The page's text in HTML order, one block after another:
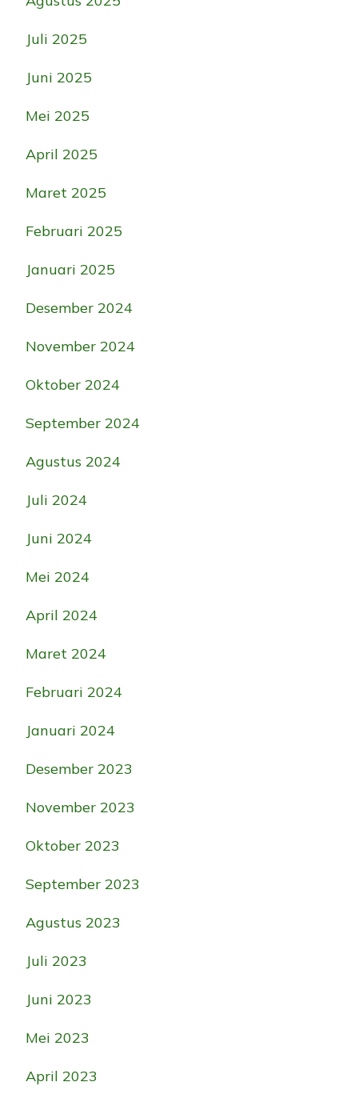
Juli 2025
Juni 2025
Mei 2025
April 2025
Maret 2025
Februari 2025
Januari 2025
Desember 2024
November 2024
Oktober 2024
September 2024
Agustus 2024
Juli 2024
Juni 2024
Mei 2024
April 2024
Maret 2024
Februari 2024
Januari 2024
Desember 2023
November 2023
Oktober 2023
September 2023
Agustus 2023
Juli 2023
Juni 2023
Mei 2023
April 2023